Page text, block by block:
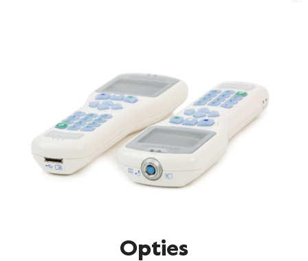
Opties